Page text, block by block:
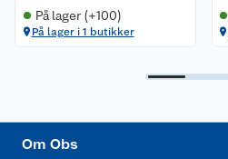
På lager (+100)
På lager i 1 butikker
Om Obs
Samvirkelag
Kjøpsvilkår
Klikk og hent
Festdrakter til hele familien
Hagemøbler og utemøbler